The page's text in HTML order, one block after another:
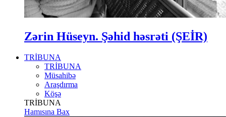
Zərin Hüseyn. Şəhid həsrəti (ŞEİR)
TRİBUNA
TRİBUNA
Müsahibə
Araşdırma
Köşə
TRİBUNA
Hamısına Bax